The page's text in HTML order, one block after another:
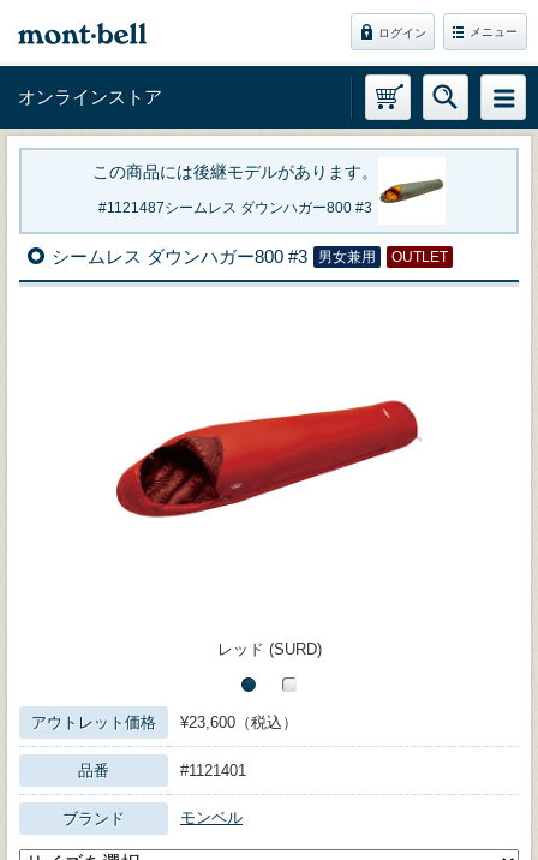
ログイン メニュー
オンラインストア
この商品には後継モデルがあります。
1121487シームレス ダウンハガー800 #3
シームレス ダウンハガー800 #3 男女兼用 OUTLET
レッド (SURD)
アウトレット価格 ¥23,600（税込）
品番 #1121401
ブランド モンベル